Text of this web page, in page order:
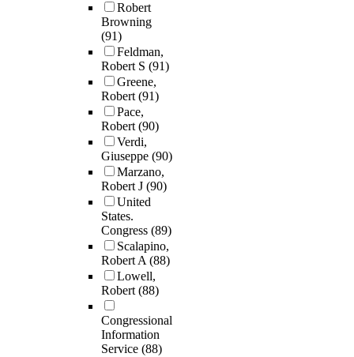
Robert
Browning
(91)
Feldman,
Robert S (91)
Greene,
Robert(91)
Pace,
Robert(90)
Verdi,
Giuseppe (90)
Marzano,
Robert J (90)
United
States.
Congress (89)
Scalapino,
Robert A(88)
Lowell,
Robert(88)
Congressional
Information
Service (88)